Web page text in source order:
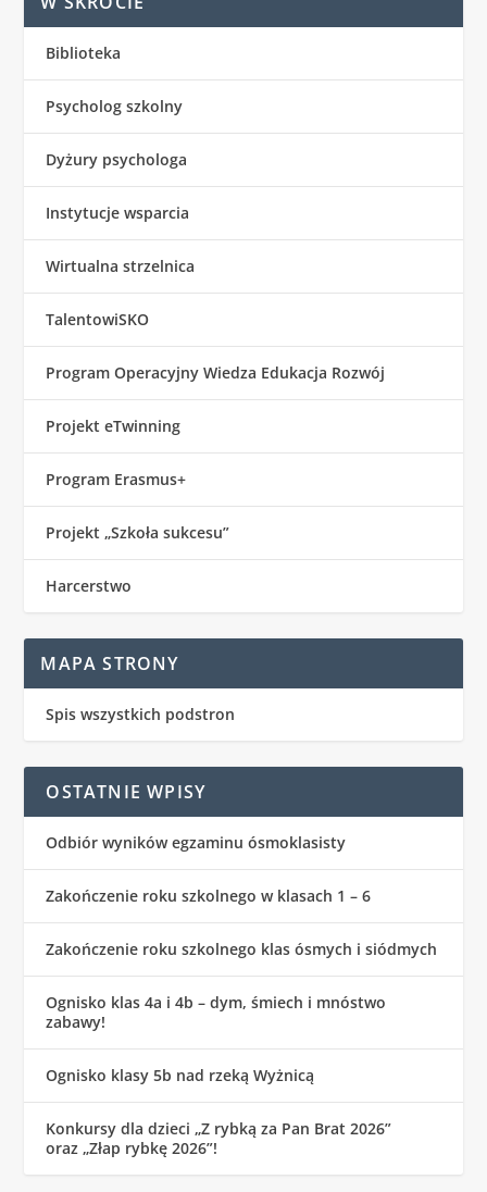
Biblioteka
Psycholog szkolny
Dyżury psychologa
Instytucje wsparcia
Wirtualna strzelnica
TalentowiSKO
Program Operacyjny Wiedza Edukacja Rozwój
Projekt eTwinning
Program Erasmus+
Projekt „Szkoła sukcesu”
Harcerstwo
MAPA STRONY
Spis wszystkich podstron
OSTATNIE WPISY
Odbiór wyników egzaminu ósmoklasisty
Zakończenie roku szkolnego w klasach 1 – 6
Zakończenie roku szkolnego klas ósmych i siódmych
Ognisko klas 4a i 4b – dym, śmiech i mnóstwo
zabawy!
Ognisko klasy 5b nad rzeką Wyżnicą
Konkursy dla dzieci „Z rybką za Pan Brat 2026”
oraz „Złap rybkę 2026”!